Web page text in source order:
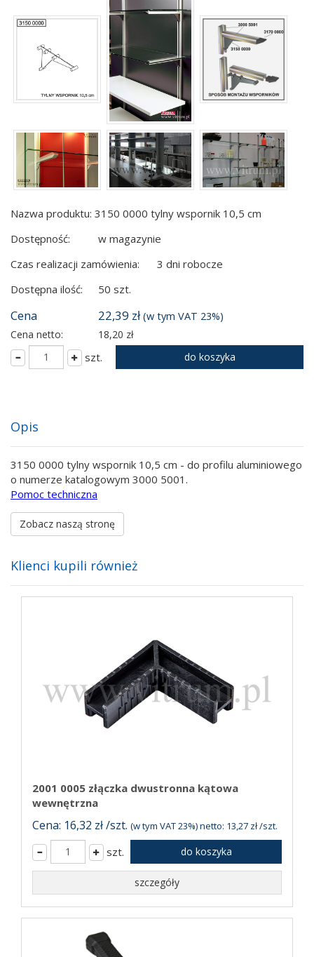
Nazwa produktu: 3150 0000 tylny wspornik 10,5 cm
Dostępność:
w magazynie
Czas realizacji zamówienia:
3 dni robocze
Dostępna ilość:
50 szt.
Cena 22,39 zł(w tym VAT 23%)
Cena netto:
18,20 zł
szt. do koszyka
Opis
3150 0000 tylny wspornik 10,5 cm - do profilu aluminiowego
o numerze katalogowym 3000 5001.
Pomoc techniczna
Zobacz naszą stronę
Klienci kupili również
2001 0005 złączka dwustronna kątowa
wewnętrzna
Cena: 16,32 zł /szt. (w tym VAT 23%) netto: 13,27 zł /szt.
szt. do koszyka
szczegóły